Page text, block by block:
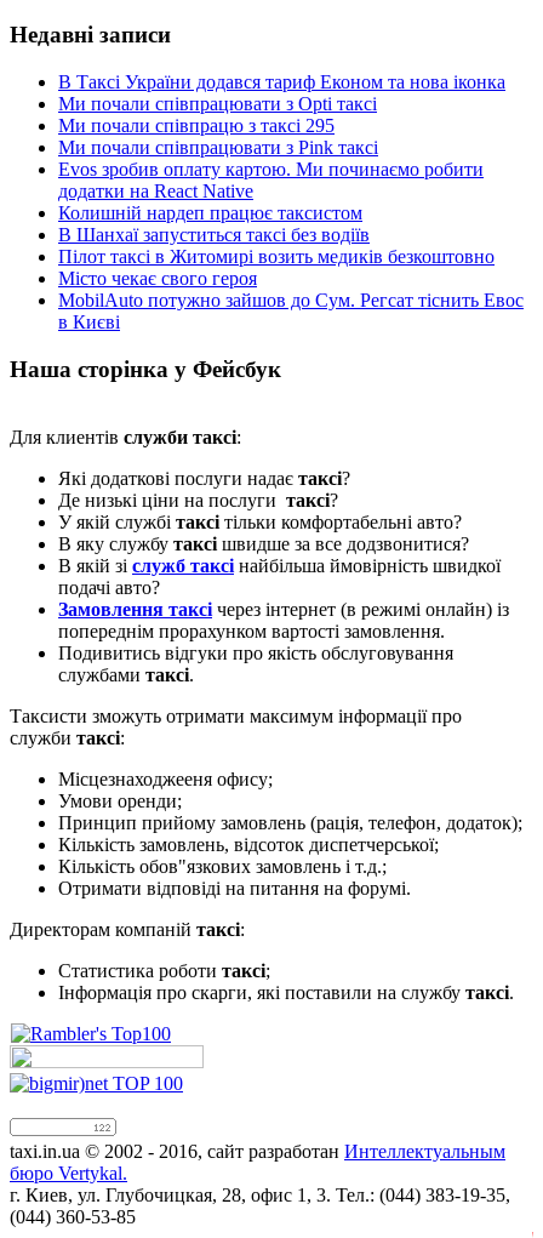
Недавні записи
В Таксі України додався тариф Економ та нова іконка
Ми почали співпрацювати з Opti таксі
Ми почали співпрацю з таксі 295
Ми почали співпрацювати з Pink таксі
Evos зробив оплату картою. Ми починаємо робити
додатки на React Native
Колишній нардеп працює таксистом
В Шанхаї запуститься таксі без водіїв
Пілот таксі в Житомирі возить медиків безкоштовно
Місто чекає свого героя
MobilAuto потужно зайшов до Сум. Регсат тіснить Евос
в Києві
Наша сторінка у Фейсбук
Для клиентів служби таксі:
Які додаткові послуги надає таксі?
Де низькі ціни на послуги таксі?
У якій службі таксітільки комфортабельні авто?
В яку службу таксішвидше за все додзвонитися?
В якій зі служб таксі найбільша ймовірність швидкої
подачі авто?
Замовлення таксічерез інтернет (в режимі онлайн) із
попереднім прорахунком вартості замовлення.
Подивитись відгуки про якість обслуговування
службами таксі.
Таксисти зможуть отримати максимум інформації про
служби таксі:
Місцезнаходжееня офису;
Умови оренди;
Принцип прийому замовлень (рація, телефон, додаток);
Кількість замовлень, відсоток диспетчерської;
Кількість обов"язкових замовлень і т.д.;
Отримати відповіді на питання на форумі.
Директорам компаній таксі:
Статистика роботи таксі;
Інформація про скарги, які поставили на службу таксі.
taxi.in.ua © 2002 - 2016, сайт разработан Интеллектуальным
бюро Vertykal.
г. Киев, ул. Глубочицкая, 28, офис 1, 3. Тел.: (044) 383-19-35,
(044) 360-53-85